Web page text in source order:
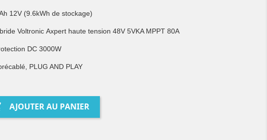
12V (9.6kWh de stockage)
Voltronic Axpert haute tension 48V 5VKA MPPT 80A
DC 3000W
PLUG AND PLAY
AJOUTER AU PANIER